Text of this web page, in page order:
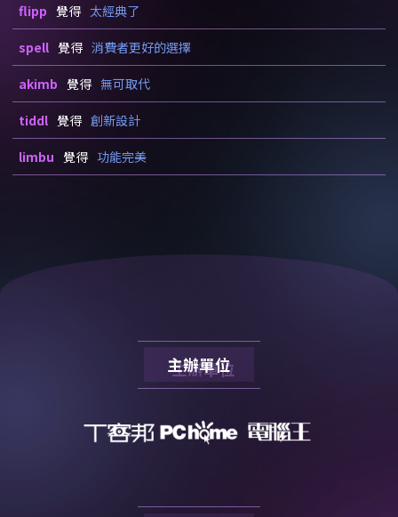
flipp 覺得 太經典了
spell 覺得 消費者更好的選擇
akimb 覺得 無可取代
tiddl 覺得 創新設計
limbu 覺得 功能完美
主辦單位